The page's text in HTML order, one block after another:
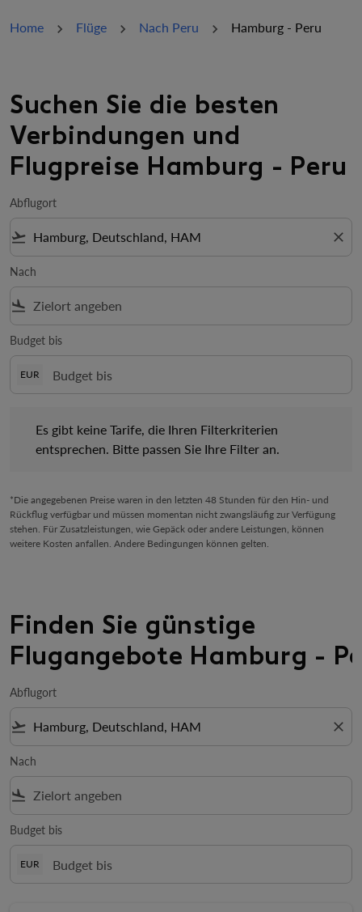
Home Flüge Nach Peru Hamburg - Peru
Suchen Sie die besten
Verbindungen und
Flugpreise Hamburg - Peru
Abflugort
flight_takeoff close
Nach
flight_land
Budget bis
EUR
Es gibt keine Tarife, die Ihren Filterkriterien
entsprechen. Bitte passen Sie Ihre Filter an.
*Die angegebenen Preise waren in den letzten 48 Stunden für den Hin- und
Rückflug verfügbar und müssen momentan nicht zwangsläufig zur Verfügung
stehen. Für Zusatzleistungen, wie Gepäck oder andere Leistungen, können
weitere Kosten anfallen. Andere Bedingungen können gelten.
Finden Sie günstige
Flugangebote Hamburg -
Abflugort
flight_takeoff close
Nach
flight_land
Budget bis
EUR